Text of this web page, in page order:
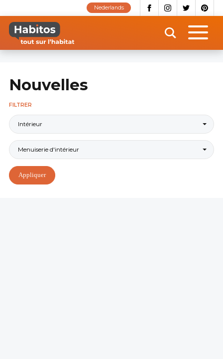
contenu
principal
Nederlands
Nouvelles
FILTRER
Intérieur
Menuiserie d'intérieur